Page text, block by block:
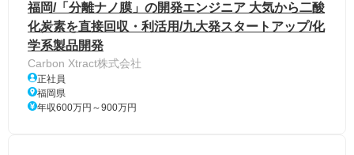
福岡/「分離ナノ膜」の開発エンジニア 大気から二酸
化炭素を直接回収・利活用/九大発スタートアップ/化
学系製品開発
Carbon Xtract株式会社
正社員
福岡県
年収600万円～900万円